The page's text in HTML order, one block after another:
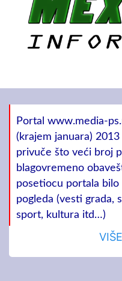
Portal www.media-
(krajem januara)
privuče što veći broj
blagovremeno
posetiocu portala
pogleda (vesti grada,
sport, kultura itd…)